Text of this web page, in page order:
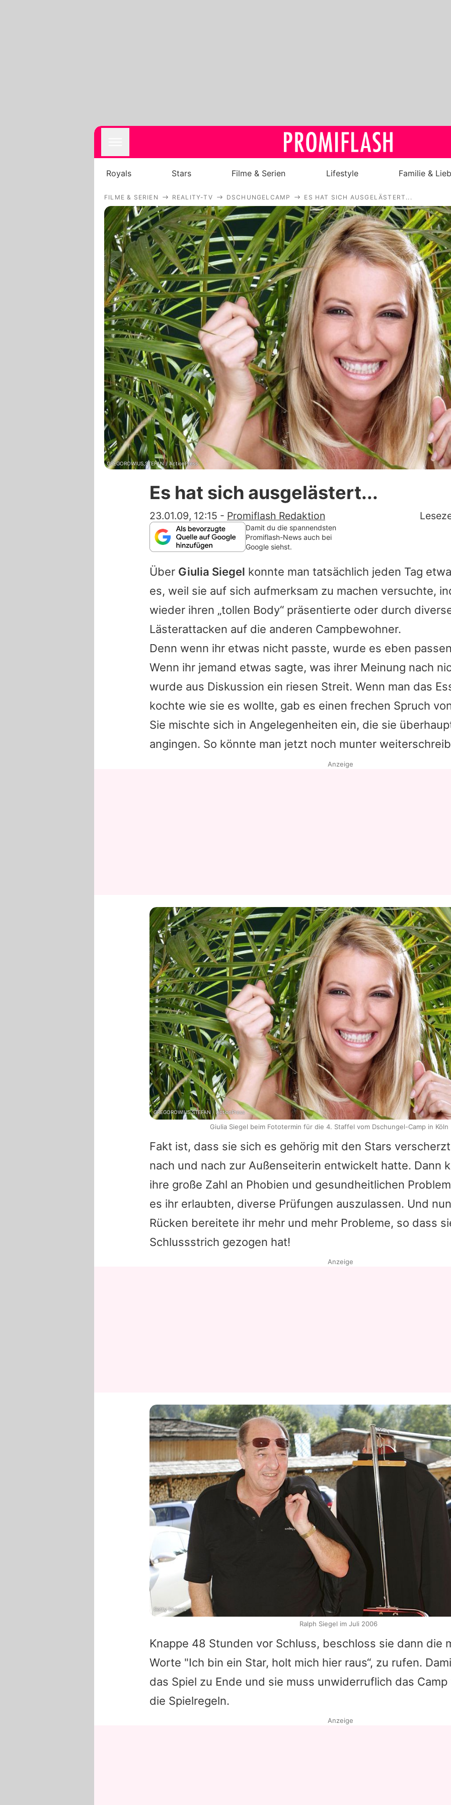
Royals
Stars
Filme & Serien
Lifestyle
Familie & Liebe
Promiflash Exklusiv
Alle Themen auf Promiflash
Jobs
App runterladen
Team
Redaktionelle Richtlinien
Impressum
Datenschutzerklärung
Nutzungsbedingungen
Utiq verwalten
Royals Stars Filme & Serien Lifestyle Familie &
FILME & SERIEN REALITY-TV DSCHUNGELCAMP ES HAT SICH AUSGELÄSTERT...
GREGOROWIUS,STEFAN / ActionPress
Es hat sich ausgelästert...
23.01.09, 12:15 - Promiflash Redaktion
Damit du die spannendsten
Promiflash-News auch bei
Google siehst.
Über Giulia Siegel konnte man tatsächlich jeden Tag
es, weil sie auf sich aufmerksam zu machen versuchte,
wieder ihren „tollen Body“ präsentierte oder durch
Lästerattacken auf die anderen Campbewohner.
Denn wenn ihr etwas nicht passte, wurde es eben
Wenn ihr jemand etwas sagte, was ihrer Meinung nach
wurde aus Diskussion ein riesen Streit. Wenn man das
kochte wie sie es wollte, gab es einen frechen Spruch
Sie mischte sich in Angelegenheiten ein, die sie
angingen. So könnte man jetzt noch munter
Fakt ist, dass sie sich es gehörig mit den Stars
nach und nach zur Außenseiterin entwickelt hatte. Dann
ihre große Zahl an Phobien und gesundheitlichen
es ihr erlaubten, diverse Prüfungen auszulassen. Und
Rücken bereitete ihr mehr und mehr Probleme, so dass
Schlussstrich gezogen hat!
Knappe 48 Stunden vor Schluss, beschloss sie dann die
Worte "Ich bin ein Star, holt mich hier raus“, zu rufen.
das Spiel zu Ende und sie muss unwiderruflich das
die Spielregeln.
Anzeige
GREGOROWIUS,STEFAN / ActionPress
Giulia Siegel beim Fototermin für die 4. Staffel vom Dschungel-Camp in Köln
Anzeige
Getty Images
Ralph Siegel im Juli 2006
Anzeige